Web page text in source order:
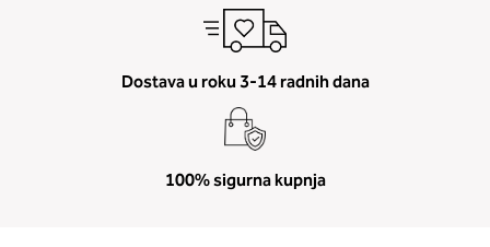
Dostava u roku 3-14 radnih dana
100% sigurna kupnja